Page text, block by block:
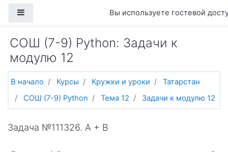
Вы используете гостевой
СОШ (7-9) Python: Задачи к
модулю 12
В начало Курсы Кружки и уроки
Татарстан
СОШ (7-9) Python
Тема 12 Задачи к модулю 12
Задача №111326. A + B